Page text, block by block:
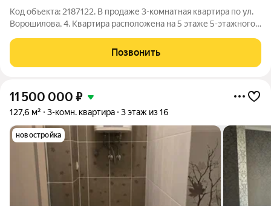
Код объекта: 2187122. В продаже 3-комнатная квартира по ул.
Ворошилова, 4. Квартира расположена на 5 этаже 5-этажного
Площадь кухни 7 кв.м. В квартире выполнен евроремонт,
выровнены стены, новый
Позвонить
11 500 000 ₽
127,6 м² 3-комн. квартира 3 этаж из 16
новостройка